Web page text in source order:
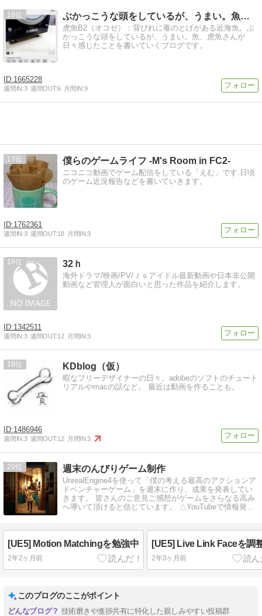
16 ぶかっこうな頭をしているが、うまい。魚。虎魚のブログ
虎魚B2（オコゼ）：背びれに毒のとげがある近海魚。ぶ
かっこうな頭をしているが、うまい。魚、虎魚さんが
日々感じたことを書いていくブログです。
1665228
週間IN:3 週間OUT:6 月間IN:9
17 僕らのゲームライフ -M's Room in FC2-
ニコニコ動画でゲーム配信をしている「えむ」です.日頃
のゲーム近況報告などを書いていきます。
1762361
週間IN:3 週間OUT:18 月間IN:3
18 32ｈ
海外ドラマ/映画/PV/Ｊｓアイドル最新動画や日本非公開
動画など管理人が面白いと思った作品を紹介します。
1342511
週間IN:3 週間OUT:12 月間IN:3
19 KDblog（仮）
暇なフリーデザイナーの日々。adobeのソフトのチュート
リアルやmacの話など。 最近は動画を作ることも。
1486946
週間IN:3 週間OUT:12 月間IN:3
20 週末のんびりゲーム制作
UnrealEngine4を使って「僕の考える最高のアクションア
ドベンチャーゲーム」を週末に作り、成果を発表してい
きます。 皆さんのご意見ご感想がゲームをさらなる高み
へ導いて頂けると信じています。 △YouTubeで情報発信
[UE5] Motion Matchingを勉強中
2年2ヶ月前
[UE5] Live Link Faceを調
2年3ヶ月前
このブログのここがポイント
技術磨きや進捗共有に特化した親しみやすい投稿群